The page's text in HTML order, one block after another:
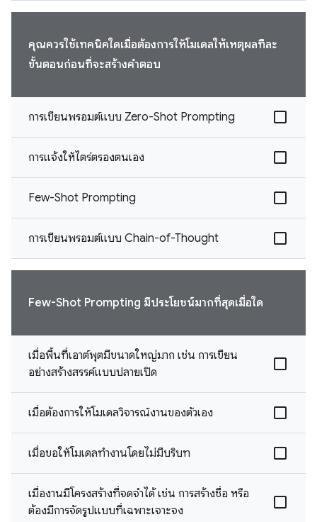
คุณควรใช้เทคนิคใดเมื่อต้องการให้โมเดลให้เหตุผลทีละ
ขั้นตอนก่อนที่จะสร้างคำตอบ
การเขียนพรอมต์แบบ Zero-Shot Prompting
การแจ้งให้ไตร่ตรองตนเอง
Few-Shot Prompting
การเขียนพรอมต์แบบ Chain-of-Thought
Few-Shot Prompting มีประโยชน์มากที่สุดเมื่อใด
เมื่อพื้นที่เอาต์พุตมีขนาดใหญ่มาก เช่น การเขียน
อย่างสร้างสรรค์แบบปลายเปิด
เมื่อต้องการให้โมเดลวิจารณ์งานของตัวเอง
เมื่อขอให้โมเดลทำงานโดยไม่มีบริบท
เมื่องานมีโครงสร้างที่จดจำได้ เช่น การสร้างชื่อ หรือ
ต้องมีการจัดรูปแบบที่เฉพาะเจาะจง